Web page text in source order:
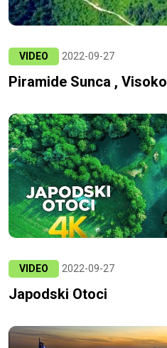
VIDEO 2022-09-27
Piramide Sunca , Visoko
VIDEO 2022-09-27
Japodski Otoci